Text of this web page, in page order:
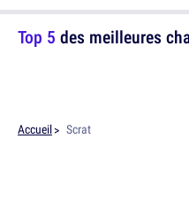
Top 5 des meilleures
Accueil Scrat